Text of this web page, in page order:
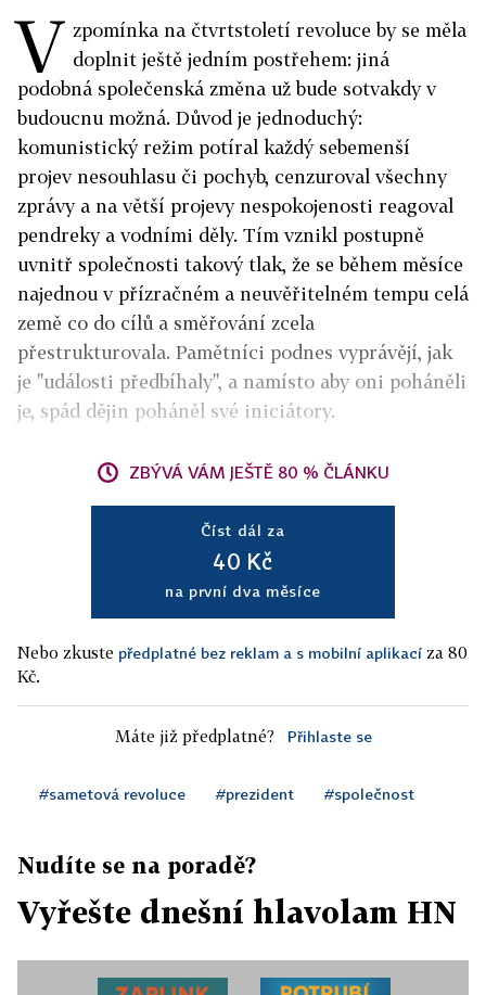
V zpomínka na čtvrtstoletí revoluce by se měla
doplnit ještě jedním postřehem: jiná
podobná společenská změna už bude sotvakdy v
budoucnu možná. Důvod je jednoduchý:
komunistický režim potíral každý sebemenší
projev nesouhlasu či pochyb, cenzuroval všechny
zprávy a na větší projevy nespokojenosti reagoval
pendreky a vodními děly. Tím vznikl postupně
uvnitř společnosti takový tlak, že se během měsíce
najednou v přízračném a neuvěřitelném tempu celá
země co do cílů a směřování zcela
přestrukturovala. Pamětníci podnes vyprávějí, jak
je "události předbíhaly", a namísto aby oni poháněli
je, spád dějin poháněl své iniciátory.
ZBÝVÁ VÁM JEŠTĚ 80 % ČLÁNKU
Číst dál za
40 Kč
na první dva měsíce
Nebo zkuste předplatné bez reklam a s mobilní aplikací za 80
Kč.
Máte již předplatné? Přihlaste se
#sametová revoluce #prezident #společnost
Nudíte se na poradě?
Vyřešte dnešní hlavolam HN